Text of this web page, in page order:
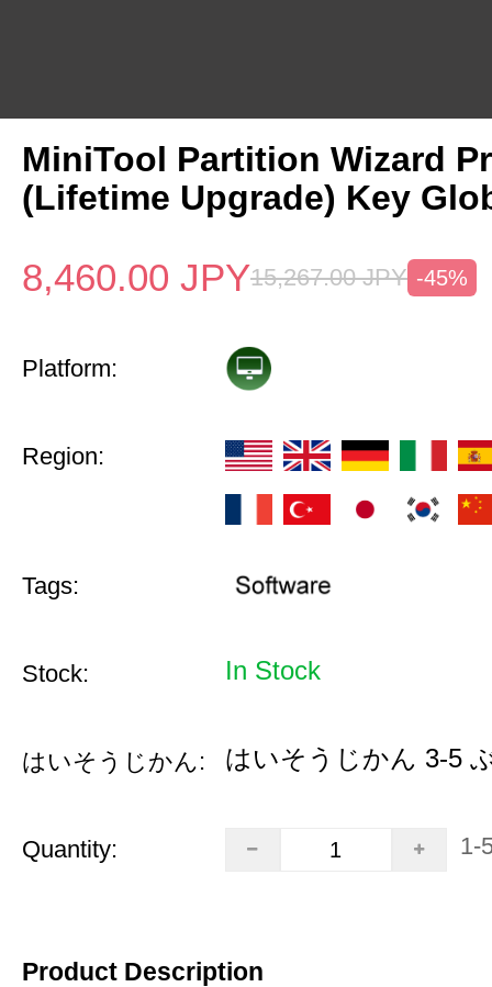
MiniTool Partition Wizard
(Lifetime Upgrade) Key
8,460.00 JPY15,267.00 JPY -45%
Platform:
Region:
Tags:
Stock: In Stock
はいそうじかん: はいそうじかん 3-5
Quantity: 1-
Product Description